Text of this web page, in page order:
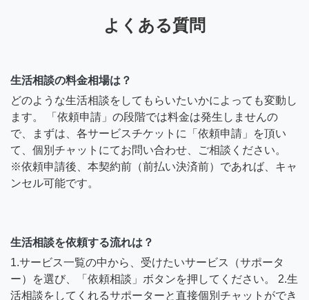
よくある質問
生活相談の料金相場は？
どのような生活相談をしてもらいたいかによっても変動し
ます。 「依頼申請」の段階では料金は発生しませんの
で、まずは、各サービスチケットに「依頼申請」を頂い
て、個別チャットにてお問い合わせ、ご相談ください。
※依頼申請後、本契約前（前払い決済前）であれば、キャ
ンセル可能です。
生活相談を依頼する流れは？
1.サービス一覧の中から、受けたいサービス（サポータ
ー）を選び、「依頼相談」ボタンを押してください。 2.生
活相談をしてくれるサポーターと直接個別チャットができ